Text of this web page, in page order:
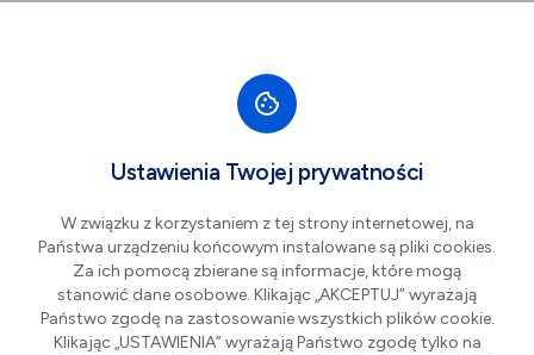
ROWEROWNIA
Ustawienia Twojej prywatności
W związku z korzystaniem z tej strony internetowej, na
Państwa urządzeniu końcowym instalowane są pliki cookies.
Za ich pomocą zbierane są informacje, które mogą
stanowić dane osobowe. Klikając „AKCEPTUJ” wyrażają
Państwo zgodę na zastosowanie wszystkich plików cookie.
Klikając „USTAWIENIA” wyrażają Państwo zgodę tylko na